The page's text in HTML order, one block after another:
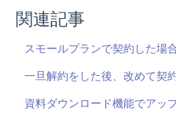
関連記事
スモールプランで契約した場
一旦解約をした後、改めて契
資料ダウンロード機能でアッ